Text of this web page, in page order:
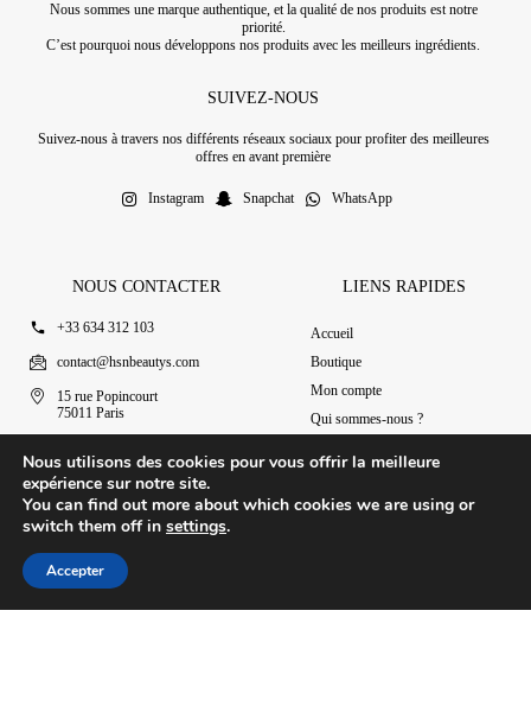
Nous sommes une marque authentique, et la qualité de nos produits est notre
priorité.
C’est pourquoi nous développons nos produits avec les meilleurs ingrédients.
SUIVEZ-NOUS
Suivez-nous à travers nos différents réseaux sociaux pour profiter des meilleures
offres en avant première
Instagram Snapchat WhatsApp
NOUS CONTACTER
+33 634 312 103
contact@hsnbeautys.com
15 rue Popincourt
75011 Paris
LIENS RAPIDES
Accueil
Boutique
Mon compte
Qui sommes-nous ?
Nous utilisons des cookies pour vous offrir la meilleure
expérience sur notre site.
You can find out more about which cookies we are using or
switch them off in settings.
Accepter
Accueil